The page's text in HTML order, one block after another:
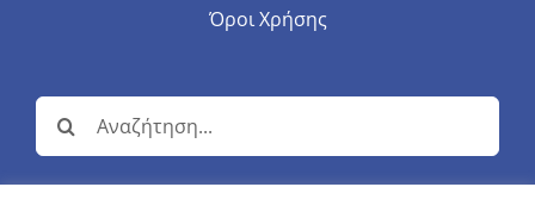
Όροι Χρήσης
Αναζήτηση
για: